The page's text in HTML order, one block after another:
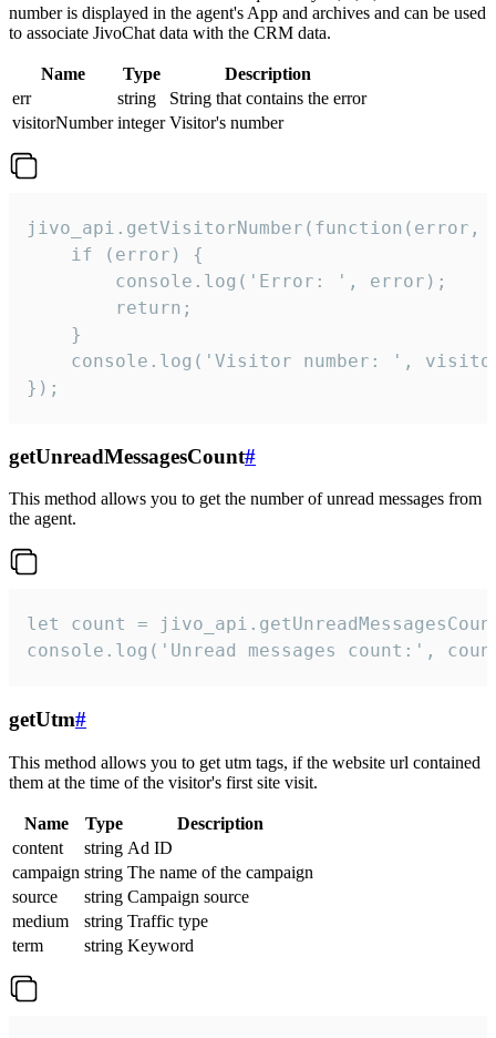
number is displayed in the agent's App and archives and can be used
to associate JivoChat data with the CRM data.
Name Type
Description
err
string
String that contains the error
visitorNumber integer Visitor's number
jivo_api.getVisitorNumber(function(error,
    if (error) {
        console.log('Error: ', error);
        return;
    }
console.log('Visitor number: ',
});
getUnreadMessagesCount#
This method allows you to get the number of unread messages from
the agent.
let count =
console.log('Unread messages count:',
getUtm#
This method allows you to get utm tags, if the website url contained
them at the time of the visitor's first site visit.
Name Type
Description
content
string Ad ID
campaign string The name of the campaign
source
string Campaign source
medium
string Traffic type
term
string Keyword